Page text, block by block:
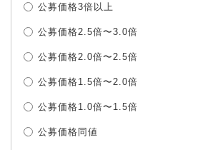
公募価格3倍以上
公募価格2.5倍〜3.0倍
公募価格2.0倍〜2.5倍
公募価格1.5倍〜2.0倍
公募価格1.0倍〜1.5倍
公募価格同値